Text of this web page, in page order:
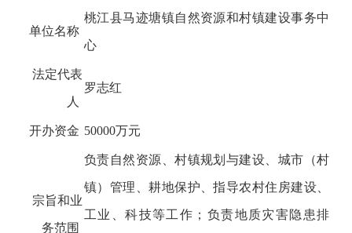
单位名称
桃江县马迹塘镇自然资源和村镇建设事务中
心
法定代表
人
罗志红
开办资金 50000万元
宗旨和业
务范围
负责自然资源、村镇规划与建设、城市（村
镇）管理、耕地保护、指导农村住房建设、
工业、科技等工作；负责地质灾害隐患排